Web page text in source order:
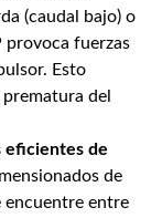
(caudal bajo) o
provoca fuerzas
Esto
del
eficientes de
de
encuentre entre